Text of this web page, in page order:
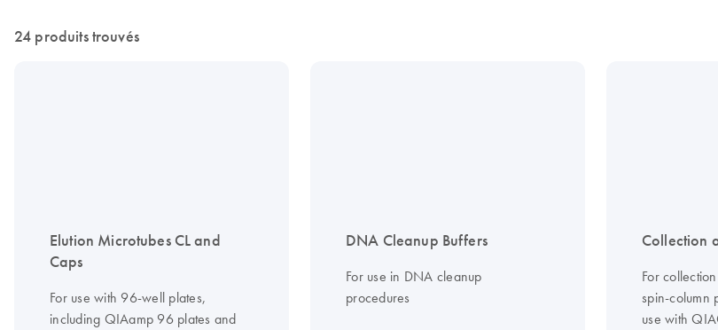
24 produits trouvés
Elution Microtubes CL and
Caps
For use with 96-well plates,
including QIAamp 96 plates and
DNA Cleanup Buffers
For use in DNA cleanup
procedures
Collection
For
spin-column
use with